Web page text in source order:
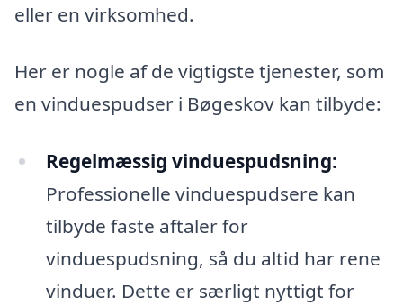
eller en virksomhed.
Her er nogle af de vigtigste tjenester, som
en vinduespudser i Bøgeskov kan tilbyde:
Regelmæssig vinduespudsning:
Professionelle vinduespudsere kan
tilbyde faste aftaler for
vinduespudsning, så du altid har rene
vinduer. Dette er særligt nyttigt for